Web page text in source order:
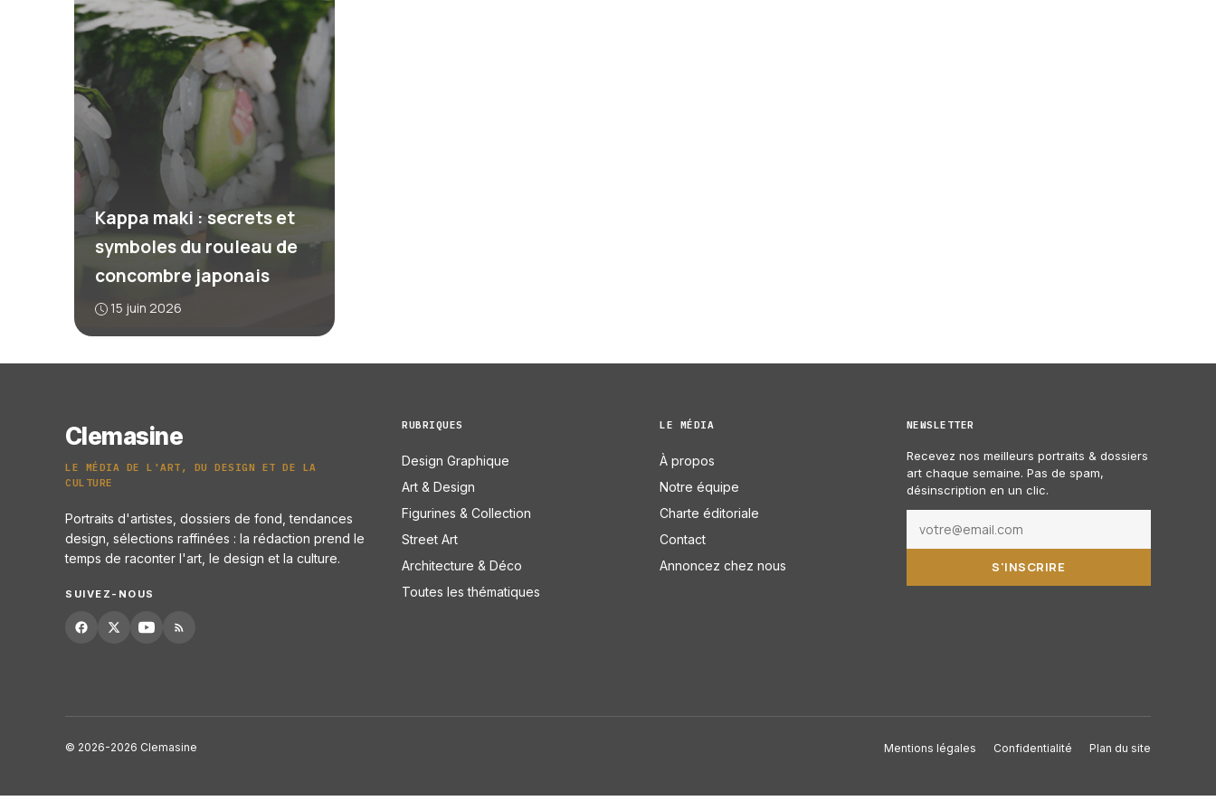
Kappa maki : secrets et
symboles du rouleau de
concombre japonais
15 juin 2026
Clemasine
LE MÉDIA DE L'ART, DU DESIGN ET DE LA
CULTURE
Portraits d'artistes, dossiers de fond, tendances
design, sélections raffinées : la rédaction prend le
temps de raconter l'art, le design et la culture.
SUIVEZ-NOUS
RUBRIQUES
Design Graphique
Art & Design
Figurines & Collection
Street Art
Architecture & Déco
Toutes les thématiques
LE MÉDIA
À propos
Notre équipe
Charte éditoriale
Contact
Annoncez chez nous
NEWSLETTER
Recevez nos meilleurs portraits & dossiers
art chaque semaine. Pas de spam,
désinscription en un clic.
S'INSCRIRE
© 2026-2026 Clemasine Mentions légales Confidentialité Plan du site